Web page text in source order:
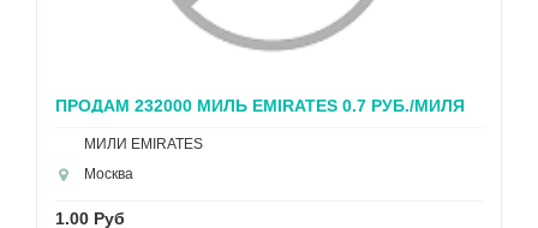
ПРОДАМ 232000 МИЛЬ EMIRATES 0.7 РУБ./МИЛЯ
МИЛИ EMIRATES
Москва
1.00 Руб